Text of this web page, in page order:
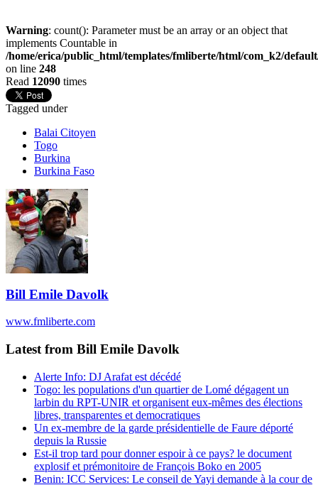
Warning: count(): Parameter must be an array or an object that
implements Countable in
/home/erica/public_html/templates/fmliberte/html/com_k2/
on line 248
Read 12090 times
Tagged under
Balai Citoyen
Togo
Burkina
Burkina Faso
Bill Emile Davolk
www.fmliberte.com
Latest from Bill Emile Davolk
Alerte Info: DJ Arafat est décédé
Togo: les populations d'un quartier de Lomé dégagent un
larbin du RPT-UNIR et organisent eux-mêmes des élections
libres, transparentes et democratiques
Un ex-membre de la garde présidentielle de Faure déporté
depuis la Russie
Est-il trop tard pour donner espoir à ce pays? le document
explosif et prémonitoire de François Boko en 2005
Benin: ICC Services: Le conseil de Yayi demande à la cour de